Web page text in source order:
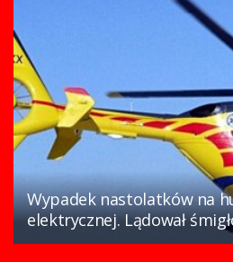
Wypadek nastolatków na
elektrycznej. Lądował